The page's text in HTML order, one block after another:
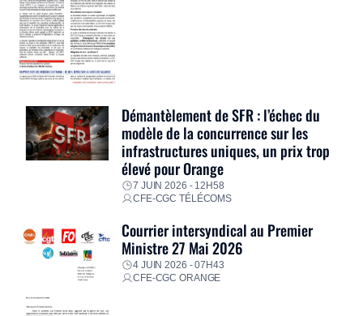
Démantèlement de SFR : l’échec du
modèle de la concurrence sur les
infrastructures uniques, un prix trop
élevé pour Orange
7 JUIN 2026 - 12H58
CFE-CGC TÉLÉCOMS
Courrier intersyndical au Premier
Ministre 27 Mai 2026
4 JUIN 2026 - 07H43
CFE-CGC ORANGE